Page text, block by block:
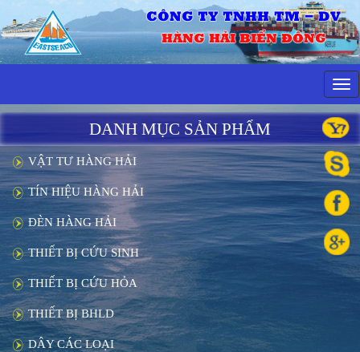
CÔNG TY TNHH TM - DV
HÀNG HẢI BIỂN ĐÔNG
DANH MỤC SẢN PHẨM
VẬT TƯ HÀNG HẢI
TÍN HIỆU HÀNG HẢI
ĐÈN HÀNG HẢI
THIẾT BỊ CỨU SINH
THIẾT BỊ CỨU HỎA
THIẾT BỊ BHLD
DÂY CÁC LOẠI